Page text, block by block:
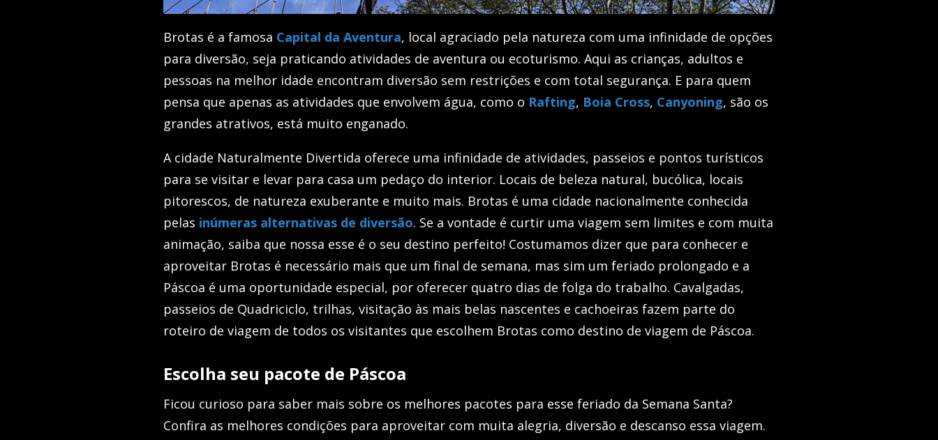
Brotas é a famosa Capital da Aventura, local agraciado pela natureza com uma infinidade de opções
para diversão, seja praticando atividades de aventura ou ecoturismo. Aqui as crianças, adultos e
pessoas na melhor idade encontram diversão sem restrições e com total segurança. E para quem
pensa que apenas as atividades que envolvem água, como o Rafting, Boia Cross, Canyoning, são os
grandes atrativos, está muito enganado.
A cidade Naturalmente Divertida oferece uma infinidade de atividades, passeios e pontos turísticos
para se visitar e levar para casa um pedaço do interior. Locais de beleza natural, bucólica, locais
pitorescos, de natureza exuberante e muito mais. Brotas é uma cidade nacionalmente conhecida
pelas inúmeras alternativas de diversão. Se a vontade é curtir uma viagem sem limites e com muita
animação, saiba que nossa esse é o seu destino perfeito! Costumamos dizer que para conhecer e
aproveitar Brotas é necessário mais que um final de semana, mas sim um feriado prolongado e a
Páscoa é uma oportunidade especial, por oferecer quatro dias de folga do trabalho. Cavalgadas,
passeios de Quadriciclo, trilhas, visitação às mais belas nascentes e cachoeiras fazem parte do
roteiro de viagem de todos os visitantes que escolhem Brotas como destino de viagem de Páscoa.
Escolha seu pacote de Páscoa
Ficou curioso para saber mais sobre os melhores pacotes para esse feriado da Semana Santa?
Confira as melhores condições para aproveitar com muita alegria, diversão e descanso essa viagem.